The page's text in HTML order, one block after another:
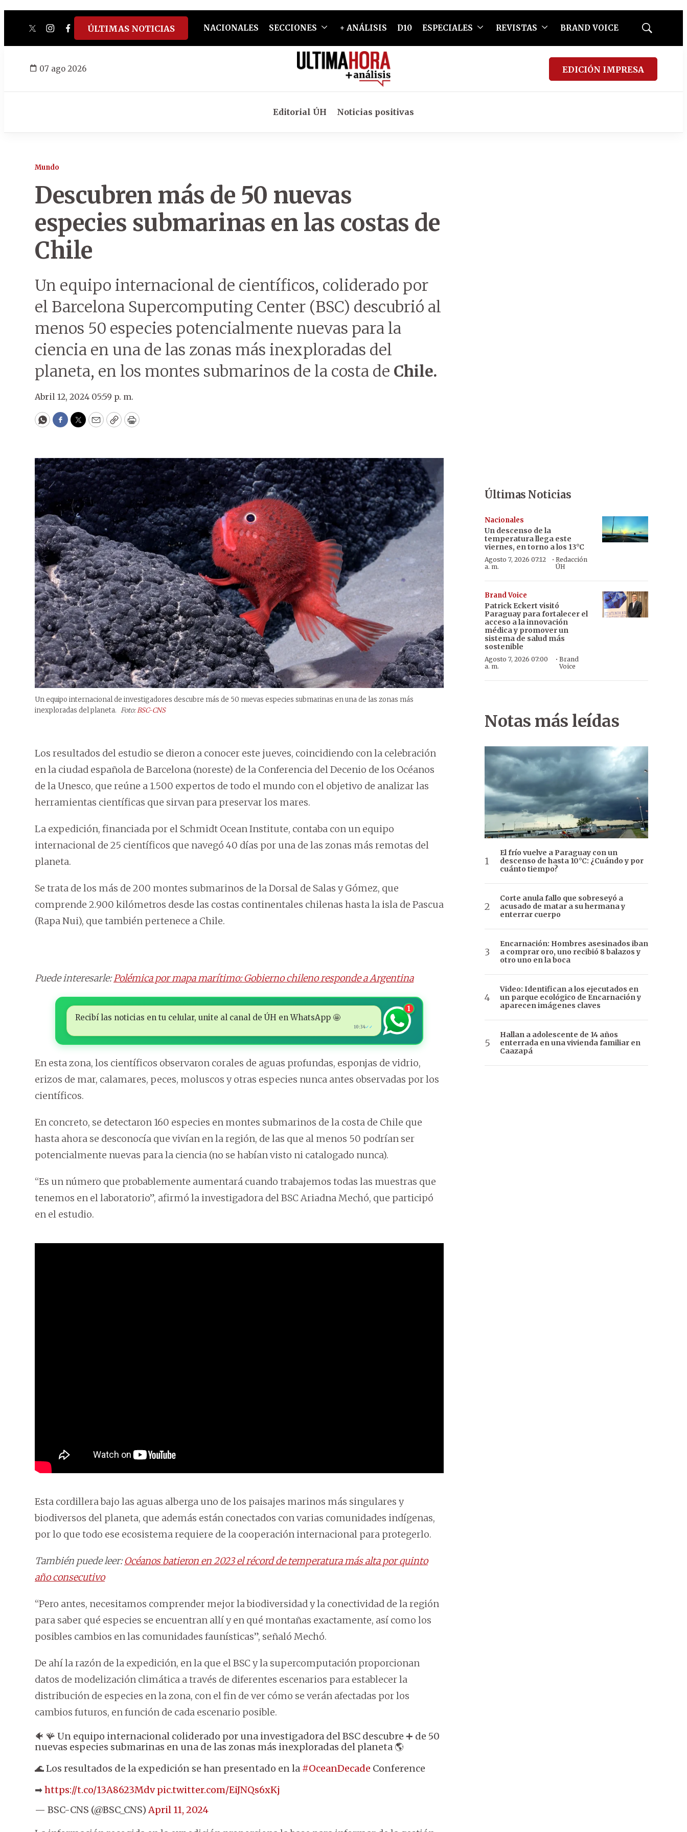
twitterinstagram
facebook
tiktokyoutube
spotify
ÚLTIMAS NOTICIAS NACIONALES SECCIONES + ANÁLISIS D10 ESPECIALES REVISTAS BRAND VOICE
Mostrar
07 ago 2026 EDICIÓN IMPRESA
Editorial ÚH Noticias positivas
Mundo
Descubren más de 50 nuevas
especies submarinas en las costas de
Chile
Un equipo internacional de científicos, coliderado por
el Barcelona Supercomputing Center (BSC) descubrió al
menos 50 especies potencialmente nuevas para la
ciencia en una de las zonas más inexploradas del
planeta, en los montes submarinos de la costa de Chile.
Abril 12, 2024 05:59 p. m.
WhatsApp
Facebook
Twitter
EmailCopyPrint
Un equipo internacional de investigadores descubre más de 50 nuevas especies submarinas en una de las zonas más
inexploradas del planeta. Foto:BSC-CNS
Los resultados del estudio se dieron a conocer este jueves, coincidiendo con la celebración
en la ciudad española de Barcelona (noreste) de la Conferencia del Decenio de los Océanos
de la Unesco, que reúne a 1.500 expertos de todo el mundo con el objetivo de analizar las
herramientas científicas que sirvan para preservar los mares.
La expedición, financiada por el Schmidt Ocean Institute, contaba con un equipo
internacional de 25 científicos que navegó 40 días por una de las zonas más remotas del
planeta.
Se trata de los más de 200 montes submarinos de la Dorsal de Salas y Gómez, que
comprende 2.900 kilómetros desde las costas continentales chilenas hasta la isla de Pascua
(Rapa Nui), que también pertenece a Chile.
Puede interesarle:Polémica por mapa marítimo: Gobierno chileno responde a Argentina
Recibí las noticias en tu celular, unite al canal de ÚH en WhatsApp 🤩
10:34✓✓
1
En esta zona, los científicos observaron corales de aguas profundas, esponjas de vidrio,
erizos de mar, calamares, peces, moluscos y otras especies nunca antes observadas por los
científicos.
En concreto, se detectaron 160 especies en montes submarinos de la costa de Chile que
hasta ahora se desconocía que vivían en la región, de las que al menos 50 podrían ser
potencialmente nuevas para la ciencia (no se habían visto ni catalogado nunca).
“Es un número que probablemente aumentará cuando trabajemos todas las muestras que
tenemos en el laboratorio”, afirmó la investigadora del BSC Ariadna Mechó, que participó
en el estudio.
Esta cordillera bajo las aguas alberga uno de los paisajes marinos más singulares y
biodiversos del planeta, que además están conectados con varias comunidades indígenas,
por lo que todo ese ecosistema requiere de la cooperación internacional para protegerlo.
También puede leer:Océanos batieron en 2023 el récord de temperatura más alta por quinto
año consecutivo
“Pero antes, necesitamos comprender mejor la biodiversidad y la conectividad de la región
para saber qué especies se encuentran allí y en qué montañas exactamente, así como los
posibles cambios en las comunidades faunísticas”, señaló Mechó.
De ahí la razón de la expedición, en la que el BSC y la supercomputación proporcionan
datos de modelización climática a través de diferentes escenarios para establecer la
distribución de especies en la zona, con el fin de ver cómo se verán afectadas por los
cambios futuros, en función de cada escenario posible.
🐠 🪸 Un equipo internacional coliderado por una investigadora del BSC descubre ➕ de 50
nuevas especies submarinas en una de las zonas más inexploradas del planeta 🌎
🌊 Los resultados de la expedición se han presentado en la #OceanDecade Conference
➡https://t.co/13A8623Mdv pic.twitter.com/EiJNQs6xKj
— BSC-CNS (@BSC_CNS)April 11, 2024
Últimas Noticias
Nacionales
Un descenso de la
temperatura llega este
viernes, en torno a los 13°C
Agosto 7, 2026 07:12
a. m.
· Redacción
ÚH
Brand Voice
Patrick Eckert visitó
Paraguay para fortalecer el
acceso a la innovación
médica y promover un
sistema de salud más
sostenible
Agosto 7, 2026 07:00
a. m.
· Brand
Voice
Notas más leídas
El frío vuelve a Paraguay con un
descenso de hasta 10°C: ¿Cuándo y por
cuánto tiempo?
Corte anula fallo que sobreseyó a
acusado de matar a su hermana y
enterrar cuerpo
Encarnación: Hombres asesinados iban
a comprar oro, uno recibió 8 balazos y
otro uno en la boca
Video: Identifican a los ejecutados en
un parque ecológico de Encarnación y
aparecen imágenes claves
Hallan a adolescente de 14 años
enterrada en una vivienda familiar en
Caazapá